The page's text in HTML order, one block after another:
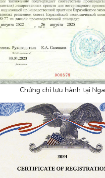
Chứng chỉ lưu hành tại Nga